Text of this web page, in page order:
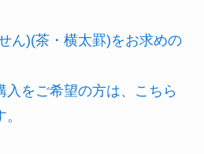
ん)(茶・横太罫)をお求めの
入をご希望の方は、こちら